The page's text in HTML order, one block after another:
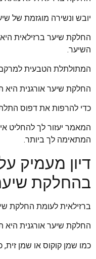
יובש ונשירה מוגזמת של
החלקת שיער ברזילאית
השיער.
המתולתלת הטבעית למרקם
החלקת שיער אורגנית
כדי להרפות את דפוס
המאמר יעזור לך להחליט
המתאימה לך ביותר.
דיון מעמיק
בהחלקת
ברזילאית לעומת החלקת
החלקת שיער אורגנית
כמו שמן קוקוס או שמן